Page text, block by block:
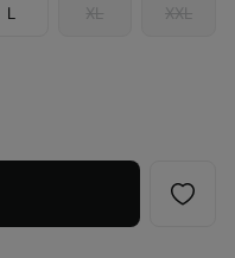
L XL XXL